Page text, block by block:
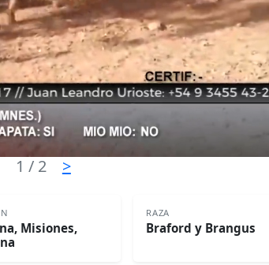
1 / 2 >
Misiones,
RAZA
Braford y Brangus